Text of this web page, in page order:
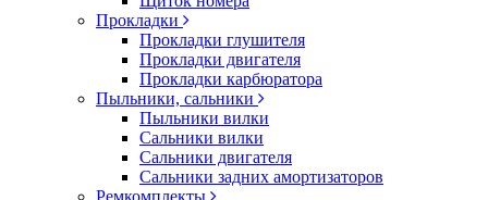
Прокладки
Прокладки глушителя
Прокладки двигателя
Прокладки карбюратора
Пыльники, сальники
Пыльники вилки
Сальники вилки
Сальники двигателя
Сальники задних амортизаторов
Ремкомплекты